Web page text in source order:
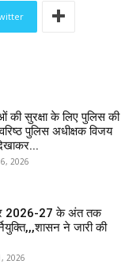
की सुरक्षा के लिए पुलिस की
पुलिस अधीक्षक विजय
2026
2026-27 के अंत तक
ने जारी की
2026